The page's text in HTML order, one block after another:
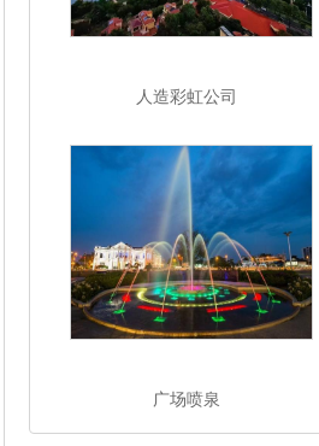
人造彩虹公司
广场喷泉